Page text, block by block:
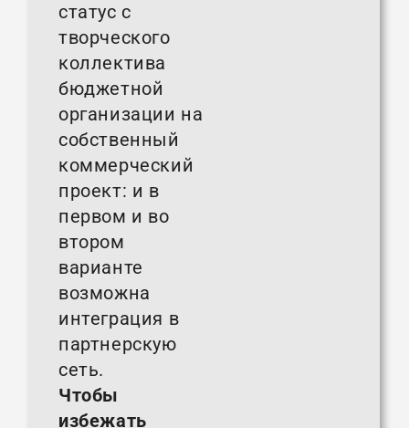
статус с
творческого
коллектива
бюджетной
организации на
собственный
коммерческий
проект: и в
первом и во
втором
варианте
возможна
интеграция в
партнерскую
сеть.
Чтобы
избежать